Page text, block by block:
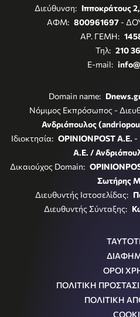
Διεύθυνση: Ιπποκράτους
ΑΦΜ: 800961697-
ΑΡ. ΓΕΜΗ:
Τηλ: 210
E-mail:
Domain name:
Νόμιμος Εκπρόσωπος -
Ανδριόπουλος
Ιδιοκτησία: OPINIONPOST A.E. -
Α.Ε. /
Δικαιούχος Domain:
Σωτήρης
Διευθυντής Ιστοσελίδας:
Διευθυντής Σύνταξης:
ΟΡΟΙ
ΠΟΛΙΤΙΚΗ
ΠΟΛΙΤΙΚΗ